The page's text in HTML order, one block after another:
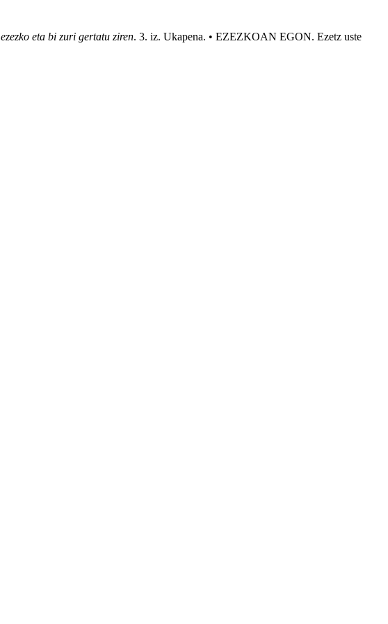
ezezko eta bi zuri gertatu ziren. 3. iz. Ukapena. • EZEZKOAN EGON. Ezetz uste